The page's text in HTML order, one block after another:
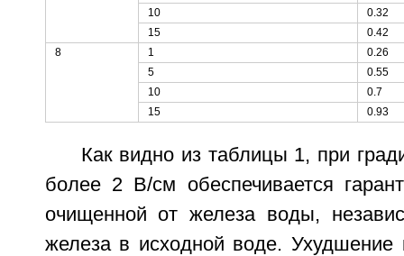
10
0.32
15
0.42
8
1
0.26
5
0.55
10
0.7
15
0.93
Как видно из таблицы 1, при
более 2 В/см обеспечивается
очищенной от железа воды,
железа в исходной воде. Ухудшение